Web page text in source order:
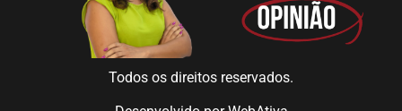
Todos os direitos reservados.